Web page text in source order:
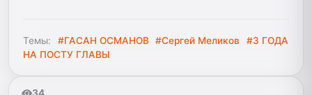
Темы: #ГАСАН ОСМАНОВ #Сергей Меликов
#3 ГОДА
НА ПОСТУ ГЛАВЫ